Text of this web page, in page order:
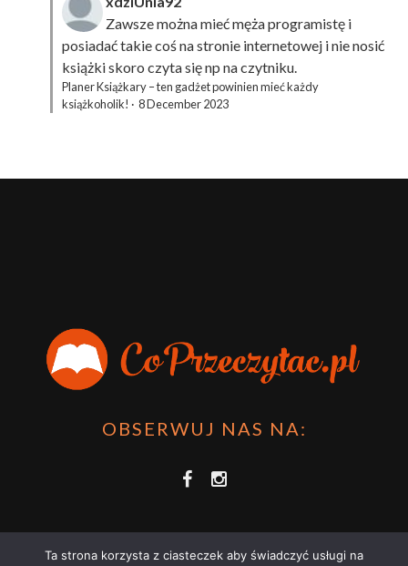
Zawsze można mieć męża programistę i
posiadać takie coś na stronie internetowej i nie nosić
książki skoro czyta się np na czytniku.
Planer Książkary – ten gadżet powinien mieć każdy
książkoholik! · 8 December 2023
OBSERWUJ NAS NA:
Ta strona korzysta z ciasteczek aby świadczyć usługi na